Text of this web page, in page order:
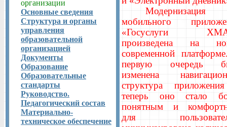
организации
Основные сведения
Структура и органы
управления
образовательной
организацией
Документы
Образование
Образовательные
стандарты
Руководство.
Педагогический состав
Материально-
техническое обеспечение
Модернизация
мобильного
«Госуслуги
произведена на
современной
первую очередь
изменена
структура
теперь оно стало
понятным и
для